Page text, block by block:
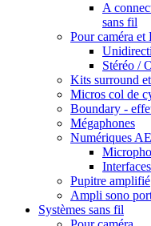
A
sans fil
Pour caméra et
Stéréo /
Kits surround
Micros col de
Boundary -
Mégaphones
Numériques
Pupitre amplifié
Ampli sono
Systèmes sans fil